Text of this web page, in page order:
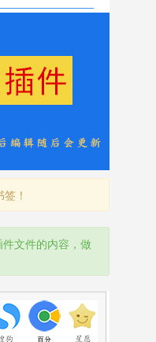
！
文件的内容，做